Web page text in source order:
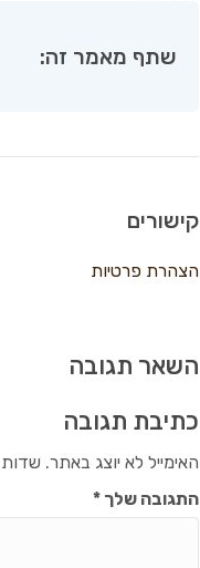
שתף מאמר זה:
קישורים
הצהרת פרטיות
השאר תגובה
כתיבת תגובה
האימייל לא יוצג באתר.
התגובה שלך*